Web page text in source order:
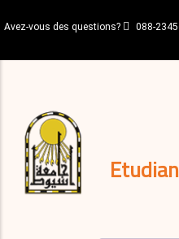
au
principal
Avez-vous des questions? 088-
décisions
Expatriés
Journal